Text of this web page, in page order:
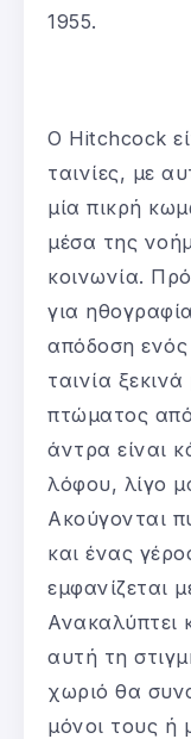
1955.
Ο Hitchcock
ταινίες, με
μία πικρή
μέσα της
κοινωνία.
για
απόδοση
ταινία
πτώματος
άντρα είναι
λόφου, λίγο
Ακούγονται
και ένας
εμφανίζεται
Ανακαλύπτει
αυτή τη
χωριό θα
μόνοι τους ή